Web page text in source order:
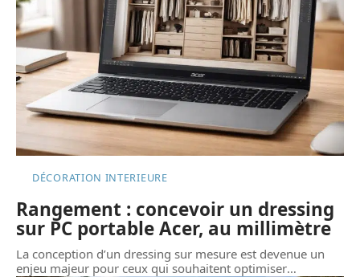
DÉCORATION INTERIEURE
Rangement : concevoir un dressing
sur PC portable Acer, au millimètre
La conception d’un dressing sur mesure est devenue un
enjeu majeur pour ceux qui souhaitent optimiser…